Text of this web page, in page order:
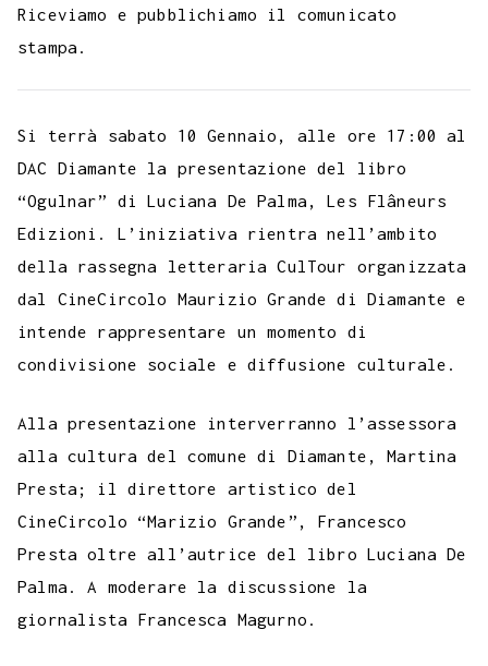
e
b
o
o
k
t
e
r
t
A
p
p
e
r
a
m
s
g
e
t
r
s
t
k
d
I
n
k
t
r
p
y
L
i
n
k
Riceviamo e pubblichiamo il comunicato
stampa.
Si terrà sabato 10 Gennaio, alle ore 17:00 al
DAC Diamante la presentazione del libro
“Ogulnar” di Luciana De Palma, Les Flâneurs
Edizioni. L’iniziativa rientra nell’ambito
della rassegna letteraria CulTour organizzata
dal CineCircolo Maurizio Grande di Diamante e
intende rappresentare un momento di
condivisione sociale e diffusione culturale.
Alla presentazione interverranno l’assessora
alla cultura del comune di Diamante, Martina
Presta; il direttore artistico del
CineCircolo “Marizio Grande”, Francesco
Presta oltre all’autrice del libro Luciana De
Palma. A moderare la discussione la
giornalista Francesca Magurno.